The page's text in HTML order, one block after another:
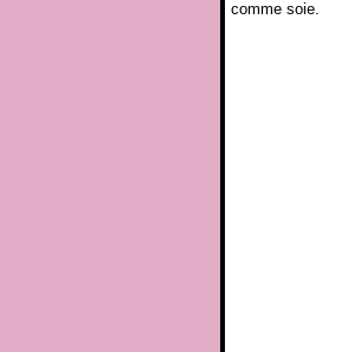
comme soie.